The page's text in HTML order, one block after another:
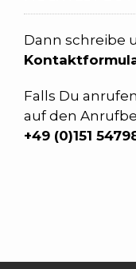
Dann schreibe
Falls Du
auf den
+49 (0)151